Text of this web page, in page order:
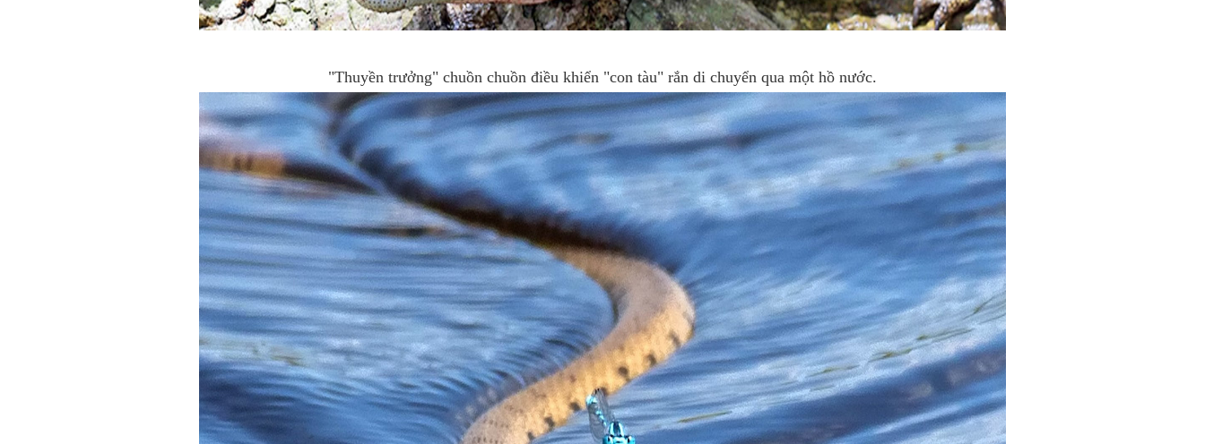
"Thuyền trưởng" chuồn chuồn điều khiển "con tàu" rắn di chuyển qua một hồ nước.